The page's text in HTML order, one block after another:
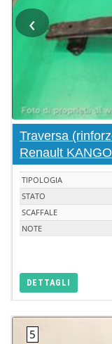
‹
Traversa
Renault
TIPOLOGIA
STATO
SCAFFALE
NOTE
DETTAGLI